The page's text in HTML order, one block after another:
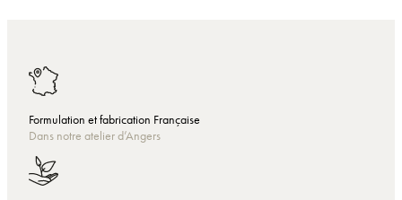
Formulation et fabrication Française
Dans notre atelier d’Angers